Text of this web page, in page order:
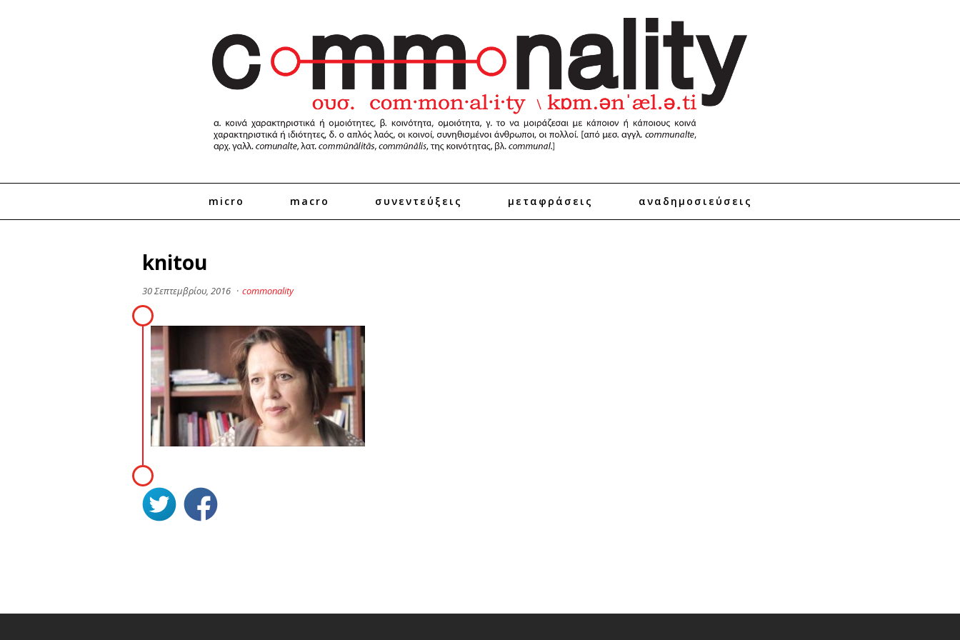
micro macro συνεντεύξεις μεταφράσεις αναδημοσιεύσεις
knitou
30 Σεπτεμβρίου, 2016 · commonality